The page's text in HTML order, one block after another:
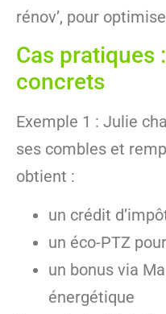
rénov’, pour
Cas pratiques
concrets
Exemple 1 : Julie
ses combles et
obtient :
un crédit
un éco-PTZ
un bonus via
énergétique